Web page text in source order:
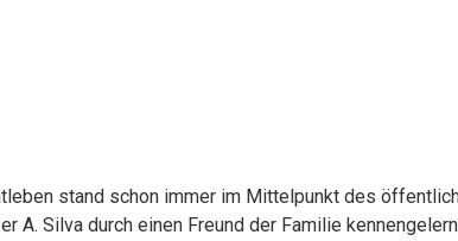
stand schon immer im Mittelpunkt des
A. Silva durch einen Freund der Familie